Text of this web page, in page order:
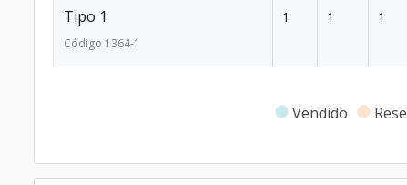
Tipo 1
Código 1364-1
1 1 1
Vendido